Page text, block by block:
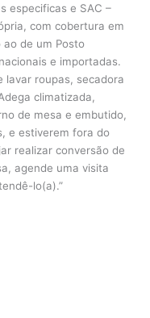
especificas e SAC –
com cobertura em
de um Posto
e importadas.
lavar roupas, secadora
climatizada,
de mesa e embutido,
e estiverem fora do
realizar conversão de
agende uma visita
lo(a).”